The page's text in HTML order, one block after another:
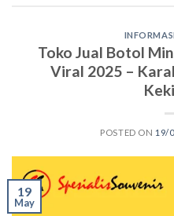
Toko Jual Botol
Viral 2025 –
POSTED ON 19/
19
May